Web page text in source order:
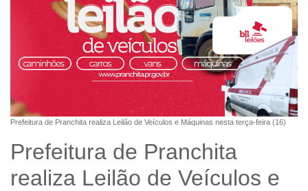
Prefeitura de Pranchita realiza Leilão de Veículos e Máquinas nesta terça-feira (16)
Prefeitura de Pranchita
realiza Leilão de Veículos e